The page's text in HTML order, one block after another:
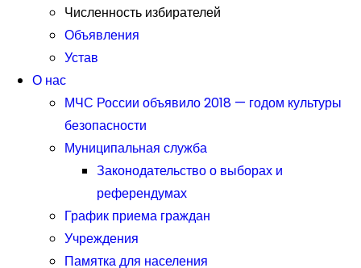
Численность избирателей
Объявления
Устав
О нас
МЧС России объявило 2018 — годом культуры
безопасности
Муниципальная служба
Законодательство о выборах и
референдумах
График приема граждан
Учреждения
Памятка для населения